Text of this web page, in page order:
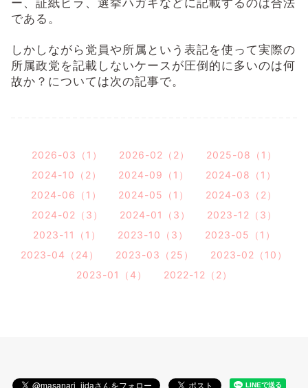
ー、証紙ビラ、選挙ハガキなどに記載するのは合法
である。
しかしながら党員や所属という表記を使って実際の
所属政党を記載しないケースが圧倒的に多いのは何
故か？については次の記事で。
2026-03（1） 2026-02（2）
2025-08（1）
2024-10（2）
2024-09（1）
2024-08（1）
2024-06（1）
2024-05（1）
2024-03（2）
2024-02（3）
2024-01（3）
2023-12（3）
2023-11（1）
2023-10（3）
2023-05（1）
2023-04（24）
2023-03（25）
2023-02（10）
2023-01（4）
2022-12（2）